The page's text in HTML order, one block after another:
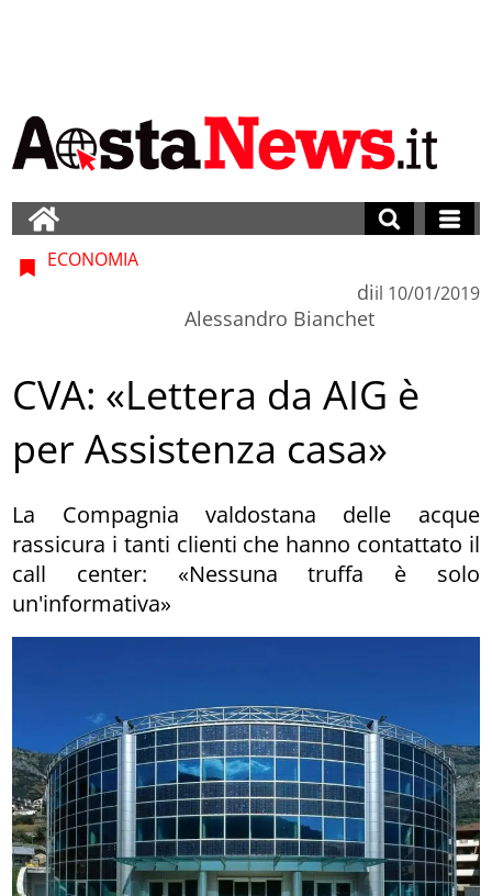
ECONOMIA
di
Alessandro Bianchet
il 10/01/2019
CVA: «Lettera da AIG è
per Assistenza casa»
La Compagnia valdostana delle acque
rassicura i tanti clienti che hanno contattato il
call center: «Nessuna truffa è solo
un'informativa»